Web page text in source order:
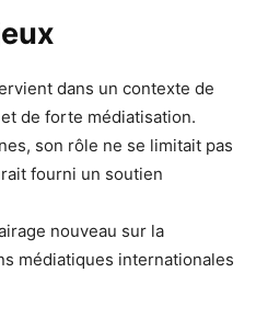
dans un contexte de
de forte médiatisation.
son rôle ne se limitait pas
fourni un soutien
nouveau sur la
médiatiques internationales